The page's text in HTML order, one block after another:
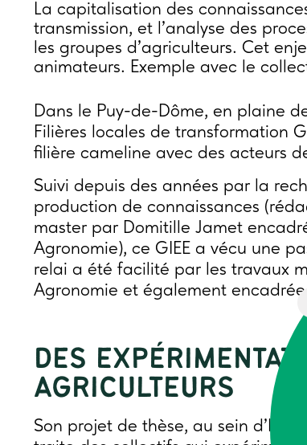
La capitalisation des
transmission, et l’analyse des
les groupes d’agriculteurs. Cet
animateurs. Exemple avec le
Dans le Puy-de-Dôme, en plaine
Filières locales de transformation
filière cameline avec des acteurs
Suivi depuis des années par la
production de connaissances
master par Domitille Jamet
Agronomie), ce GIEE a vécu une
relai a été facilité par les travaux
Agronomie et également
DES
AGRICULTEURS
Son projet de thèse, au sein